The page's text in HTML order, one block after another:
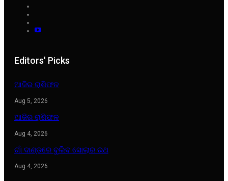
Editors' Picks
ଆଜିର ରାଶିଫଳ
Aug 5, 2026
ଆଜିର ରାଶିଫଳ
Aug 4, 2026
ଗାଁ ଦାଣ୍ଡରେ ବୁଲିବ ସୋଲାର ରଥ
Aug 4, 2026